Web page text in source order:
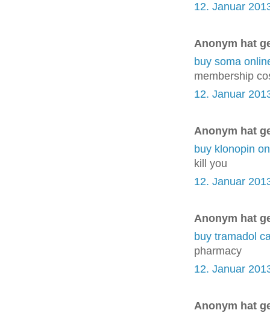
12. Januar
Anonym hat
buy soma
membership
12. Januar
Anonym hat
buy klonopin
kill you
12. Januar
Anonym hat
buy tramadol
pharmacy
12. Januar
Anonym hat